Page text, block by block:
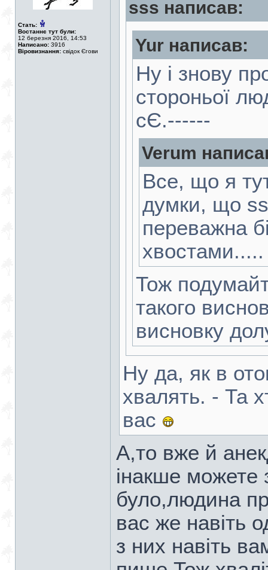
Стать:
Востаннє тут були:
12 березня 2016, 14:53
Написано: 3916
Віровизнання: свідок Єгови
sss написав:
Yur написав:
Ну і знову
стороньої
сЄ.------
Verum
Все, що я
думки, що
переважна
Тож
такого
висновку
Ну да, як в
хвалять. - Та
вас
А,то вже й
інакше можете
було,людина
вас же навіть
з них навіть